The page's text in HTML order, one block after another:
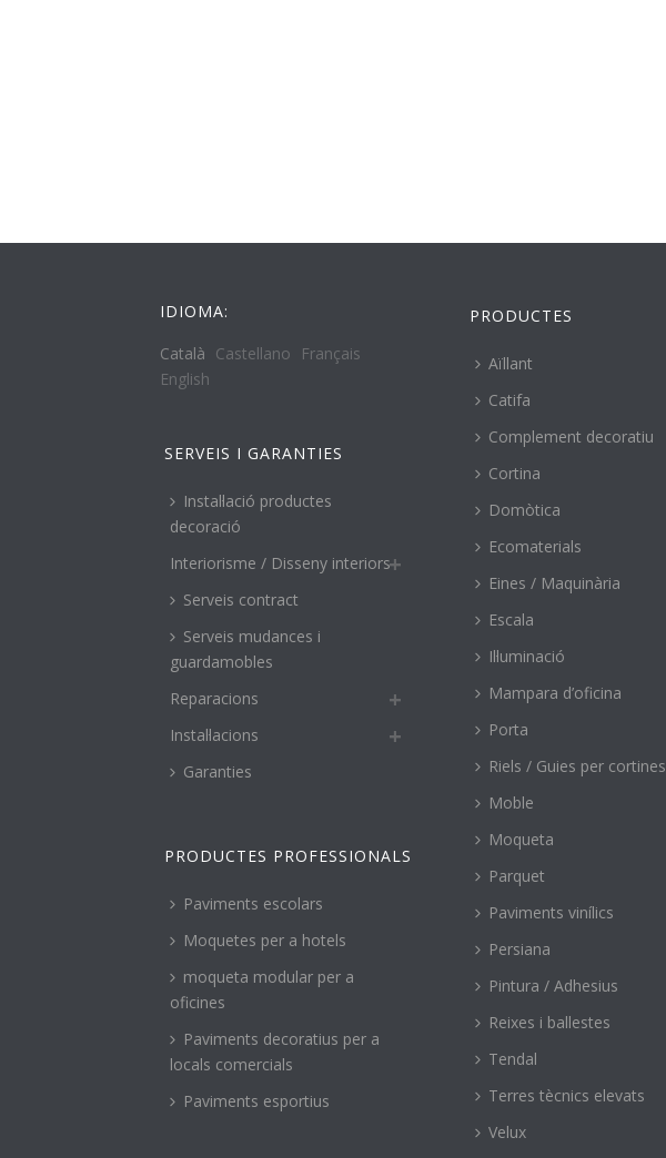
IDIOMA:
Català Castellano
Français
English
SERVEIS I GARANTIES
Instal·lació productes
decoració
Interiorisme / Disseny interiors
Serveis contract
Serveis mudances i
guardamobles
Reparacions
Instal·lacions
Garanties
PRODUCTES PROFESSIONALS
Paviments escolars
Moquetes per a hotels
moqueta modular per a
oficines
Paviments decoratius per a
locals comercials
Paviments esportius
PRODUCTES
Aïllant
Catifa
Complement decoratiu
Cortina
Domòtica
Ecomaterials
Eines / Maquinària
Escala
Il·luminació
Mampara d’oficina
Porta
Riels / Guies per cortines
Moble
Moqueta
Parquet
Paviments vinílics
Persiana
Pintura / Adhesius
Reixes i ballestes
Tendal
Terres tècnics elevats
Velux